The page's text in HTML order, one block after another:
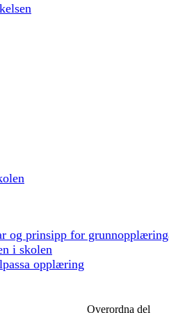
og prinsipp for
i skolen
opplæring
Overordna del